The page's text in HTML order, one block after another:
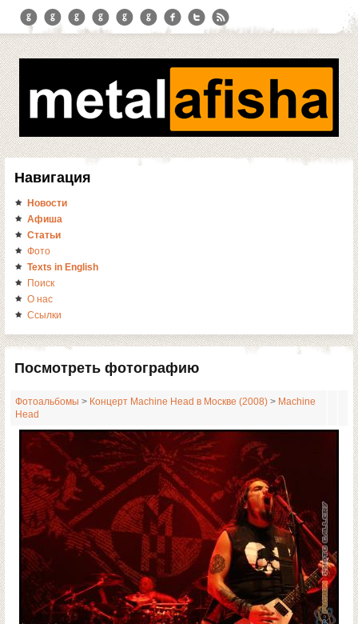
Навигация
Новости
Афиша
Статьи
Фото
Texts in English
Поиск
О нас
Ссылки
Посмотреть фотографию
Фотоальбомы > Концерт Machine Head в Москве (2008) > Machine
Head